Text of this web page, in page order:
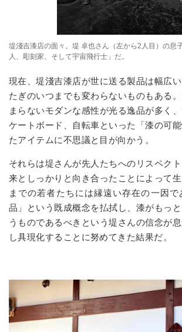
堤淺吉漆店の面々。堤 卓也さん（左から2人目）の息
人、彫刻家、そして宇宙飛行士」だ。
現在、堤淺吉漆店が世に送る製品は幅広
たぎのいつまでも変わらないものもある
まらないモダンな感性が光る逸品が多く
ケートボード、自転車といった「漆の可
たアイテムに不思議と目が向かう。
それらは堤さんが先人たちへのリスペク
来としっかりと向き合ったことによって
までの若者たちには縁遠い存在の一因で
品」という既成概念を払拭し、漆がもっ
うものであるべきという堤さんの信念が
し具現化することに努めてきた結果だ。